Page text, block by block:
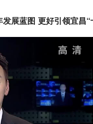
展蓝图 更好引领宜昌